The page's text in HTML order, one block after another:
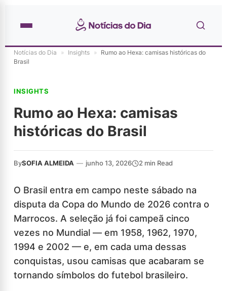
Notícias do Dia » Insights » Rumo ao Hexa: camisas históricas do
Brasil
INSIGHTS
Rumo ao Hexa: camisas
históricas do Brasil
BySOFIA ALMEIDA — junho 13, 2026 2 min Read
O Brasil entra em campo neste sábado na
disputa da Copa do Mundo de 2026 contra o
Marrocos. A seleção já foi campeã cinco
vezes no Mundial — em 1958, 1962, 1970,
1994 e 2002 — e, em cada uma dessas
conquistas, usou camisas que acabaram se
tornando símbolos do futebol brasileiro.